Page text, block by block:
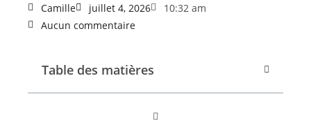
Camille juillet 4, 2026
10:32 am
Aucun commentaire
Table des matières